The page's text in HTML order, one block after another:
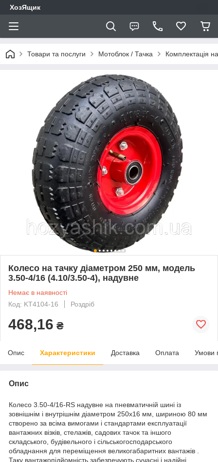
ХозЯщик
Товари та послуги Мотоблок / Тачка Комплектація
Колесо на тачку діаметром 250 мм, модель
3.50-4/16 (4.10/3.50-4), надувне
Немає в наявності
Код: KT4104-16
Роздріб
468,16 ₴
Опис Характеристики Доставка Оплата Умови
Опис
Колесо 3.50-4/16-RS надувне на пневматичній шині із
зовнішнім і внутрішнім діаметром 250х16 мм, шириною 80 мм
створено за всіма вимогами і стандартами експлуатації
вантажних візків, стелажів, садових тачок та іншого
складського, будівельного і сільськогосподарського
обладнання для переміщення великогабаритних вантажів .
Таку вантажопідйомність забезпечують сучасні і надійні